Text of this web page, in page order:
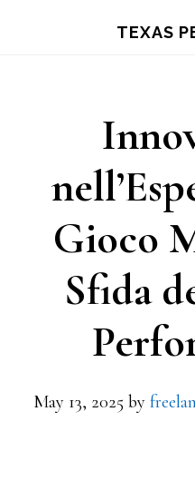
TEXAS
Gioco
Sfida
May 13, 2025 by